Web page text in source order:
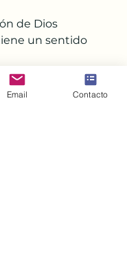
de Dios
un sentido
los pilares
de madres
Email Contacto